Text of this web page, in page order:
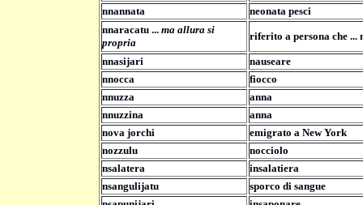
nnannata
neonata pesci
nnaracatu ... ma allura si
propria
riferito a persona che ...
nnasijari
nauseare
nnocca
fiocco
nnuzza
anna
nnuzzina
anna
nova jorchi
emigrato a New York
nozzulu
nocciolo
nsalatera
insalatiera
nsangulijatu
sporco di sangue